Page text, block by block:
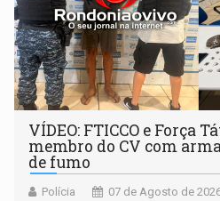
VÍDEO: FTICCO e Força
membro do CV com
de fumo
Polícia 07 de Agosto de